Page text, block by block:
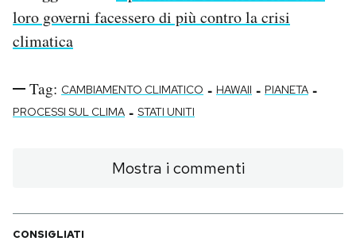
loro governi facessero di più contro la crisi
climatica
Tag: CAMBIAMENTO CLIMATICO - HAWAII - PIANETA -
PROCESSI SUL CLIMA - STATI UNITI
Mostra i commenti
CONSIGLIATI